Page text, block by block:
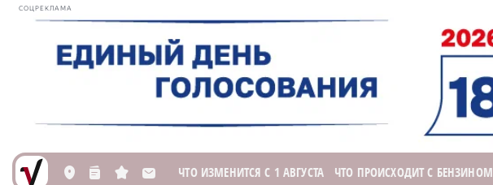
СОЦРЕКЛАМА
L n s M ЧТО ИЗМЕНИТСЯ С 1 АВГУСТА ЧТО ПРОИСХОДИТ С БЕНЗИНОМ